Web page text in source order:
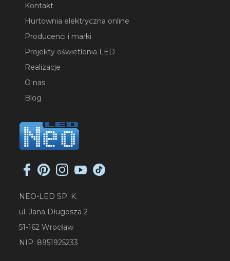
Kontakt
Hurtownia elektryczna online
Producenci i marki
Projekty oświetlenia LED
Realizacje
O nas
Blog
NEO-LED SP. K.
ul. Jana Długosza 2
51-162 Wrocław
NIP: 8951925233